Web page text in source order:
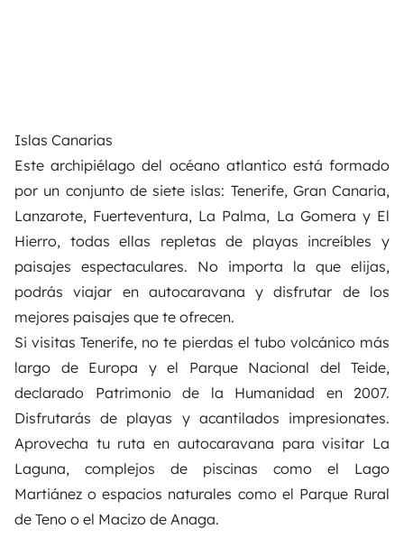
Islas Canarias
Este archipiélago del océano atlantico está formado
por un conjunto de siete islas: Tenerife, Gran Canaria,
Lanzarote, Fuerteventura, La Palma, La Gomera y El
Hierro, todas ellas repletas de playas increíbles y
paisajes espectaculares. No importa la que elijas,
podrás viajar en autocaravana y disfrutar de los
mejores paisajes que te ofrecen.
Si visitas Tenerife, no te pierdas el tubo volcánico más
largo de Europa y el Parque Nacional del Teide,
declarado Patrimonio de la Humanidad en 2007.
Disfrutarás de playas y acantilados impresionates.
Aprovecha tu ruta en autocaravana para visitar La
Laguna, complejos de piscinas como el Lago
Martiánez o espacios naturales como el Parque Rural
de Teno o el Macizo de Anaga.